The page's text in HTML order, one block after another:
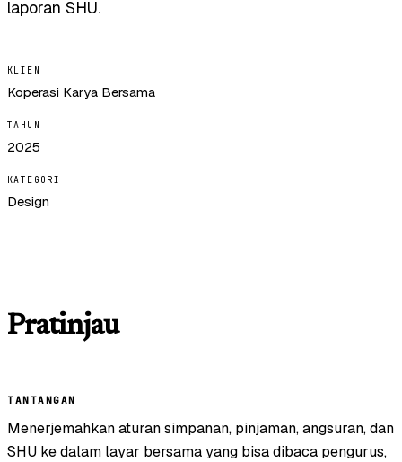
laporan SHU.
KLIEN
Koperasi Karya Bersama
TAHUN
2025
KATEGORI
Design
Pratinjau
TANTANGAN
Menerjemahkan aturan simpanan, pinjaman, angsuran, dan
SHU ke dalam layar bersama yang bisa dibaca pengurus,